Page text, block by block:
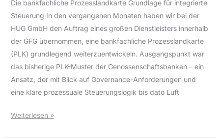
Die bankfachliche Prozesslandkarte Grundlage für integrierte
Steuerung In den vergangenen Monaten haben wir bei der
HUG GmbH den Auftrag eines großen Dienstleisters innerhalb
der GFG übernommen, eine bankfachliche Prozesslandkarte
(PLK) grundlegend weiterzuentwickeln. Ausgangspunkt war
das bisherige PLK-Muster der Genossenschaftsbanken – ein
Ansatz, der mit Blick auf Governance-Anforderungen und
eine klare prozessuale Steuerungslogik bis dato Luft
Weiterlesen »